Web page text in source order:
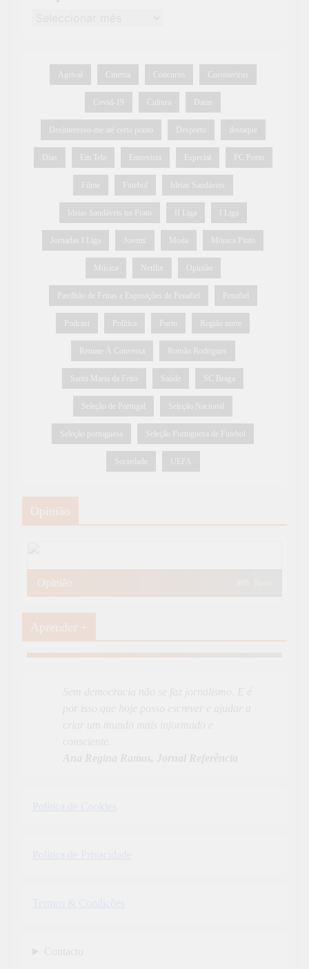
Agrival Cinema Concurso Coronavírus
Covid-19 Cultura Datas
Desinteresso-me até certo ponto Desporto destaque
Dias Em Tela Entrevista Especial FC Porto
Filme Futebol Ideias Saudáveis
Ideias Saudáveis no Prato II Liga I Liga
Jornadas I Liga Jovens Moda Mónica Pinto
Música Netflix Opinião
Pavilhão de Feiras e Exposições de Penafiel Penafiel
Podcast Política Porto Região norte
Remate À Conversa Romão Rodrigues
Santa Maria da Feira Saúde SC Braga
Seleção de Portugal Seleção Nacional
Seleção portuguesa Seleção Portuguesa de Futebol
Sociedade UEFA
Opinião
Opinião
Aprender +
Aprender Mais 19 News